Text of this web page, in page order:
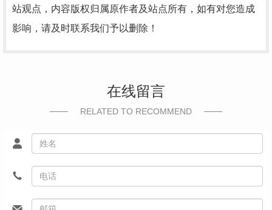
站观点，内容版权归属原作者及站点所有，如有对您造成
影响，请及时联系我们予以删除！
在线留言
RELATED TO RECOMMEND